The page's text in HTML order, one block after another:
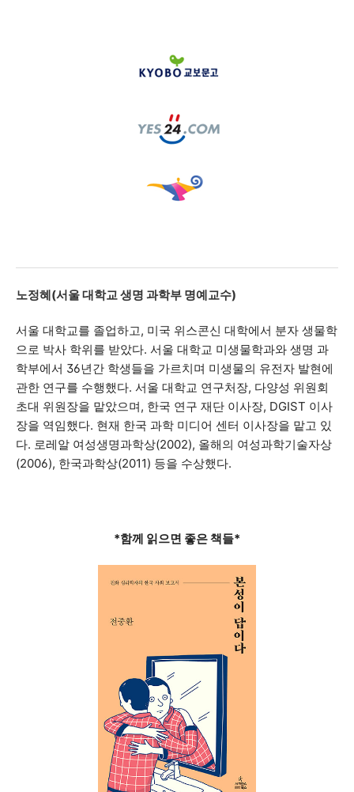
노정혜(서울 대학교 생명 과학부 명예교수)
서울 대학교를 졸업하고, 미국 위스콘신 대학에서 분자 생물학
으로 박사 학위를 받았다. 서울 대학교 미생물학과와 생명 과
학부에서 36년간 학생들을 가르치며 미생물의 유전자 발현에
관한 연구를 수행했다. 서울 대학교 연구처장, 다양성 위원회
초대 위원장을 맡았으며, 한국 연구 재단 이사장, DGIST 이사
장을 역임했다. 현재 한국 과학 미디어 센터 이사장을 맡고 있
다. 로레알 여성생명과학상(2002), 올해의 여성과학기술자상
(2006), 한국과학상(2011) 등을 수상했다.
*함께 읽으면 좋은 책들*